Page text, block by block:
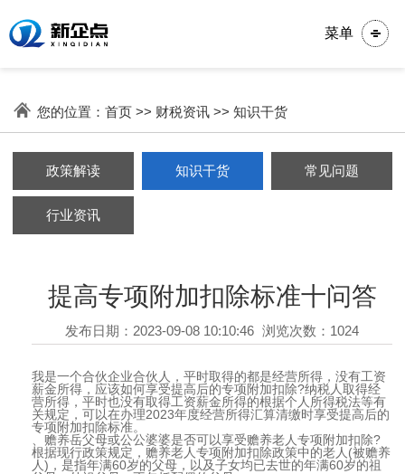
菜单
您的位置： 首页>> 财税资讯>> 知识干货
政策解读 知识干货 常见问题
行业资讯
提高专项附加扣除标准十问答
发布日期：2023-09-08 10:10:46 浏览次数：1024
我是一个合伙企业合伙人，平时取得的都是经营所得，没有工资
薪金所得，应该如何享受提高后的专项附加扣除?纳税人取得经
营所得，平时也没有取得工资薪金所得的根据个人所得税法等有
关规定，可以在办理2023年度经营所得汇算清缴时享受提高后的
专项附加扣除标准。
、赡养岳父母或公公婆婆是否可以享受赡养老人专项附加扣除?
根据现行政策规定，赡养老人专项附加扣除政策中的老人(被赡养
人)，是指年满60岁的父母，以及子女均已去世的年满60岁的祖